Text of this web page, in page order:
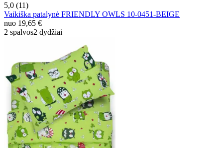
5,0 (11)
Vaikiška patalynė FRIENDLY OWLS 10-0451-BEIGE
nuo 19,65 €
2 spalvos2 dydžiai